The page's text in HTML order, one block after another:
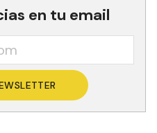
en tu email